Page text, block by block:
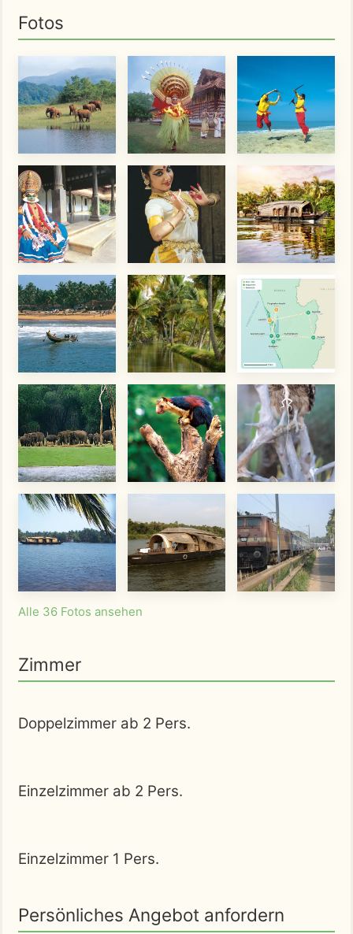
Fotos
Alle 36 Fotos ansehen
Zimmer
Doppelzimmer ab 2 Pers.
Einzelzimmer ab 2 Pers.
Einzelzimmer 1 Pers.
Persönliches Angebot anfordern